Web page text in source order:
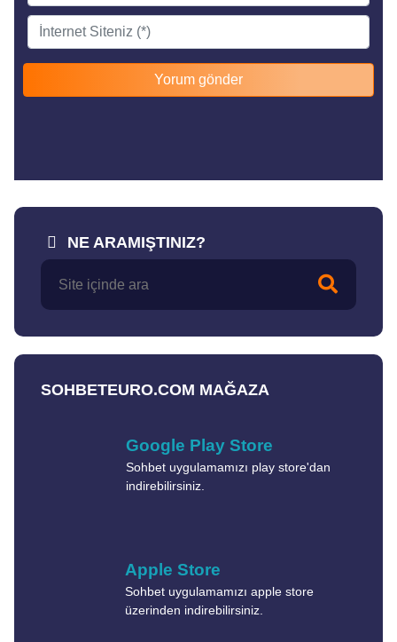
NE ARAMIŞTINIZ?
SOHBETEURO.COM MAĞAZA
Google Play Store
Sohbet uygulamamızı play store'dan
indirebilirsiniz.
Apple Store
Sohbet uygulamamızı apple store
üzerinden indirebilirsiniz.